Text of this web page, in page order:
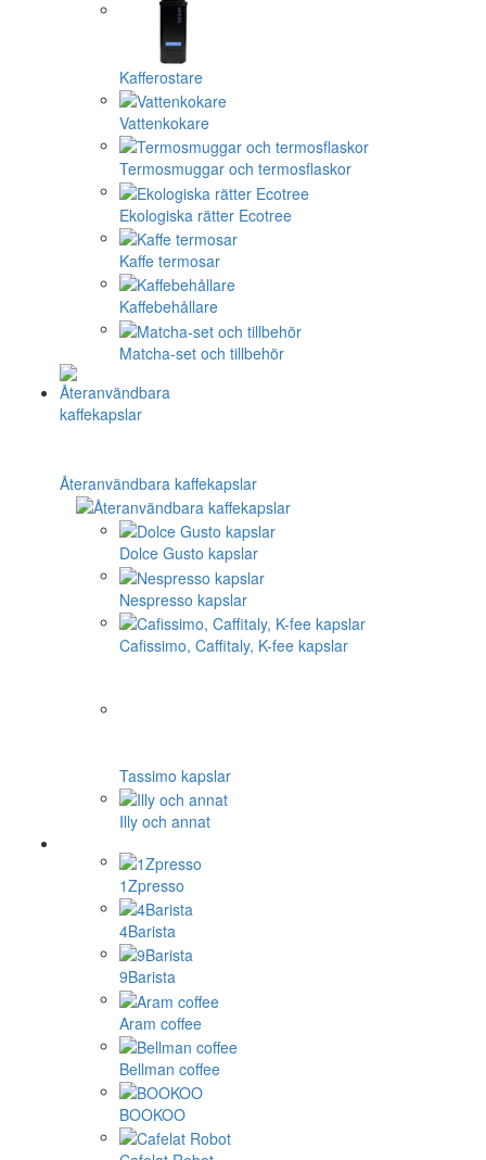
Kafferostare
Vattenkokare
Termosmuggar och termosflaskor
Ekologiska rätter Ecotree
Kaffe termosar
Kaffebehållare
Matcha-set och tillbehör
Återanvändbara kaffekapslar
Dolce Gusto kapslar
Nespresso kapslar
Cafissimo, Caffitaly, K-fee kapslar
Tassimo kapslar
Illy och annat
1Zpresso
4Barista
9Barista
Aram coffee
Bellman coffee
BOOKOO